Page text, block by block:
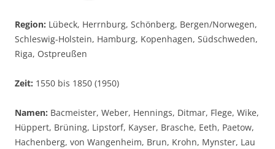
Region: Lübeck, Herrnburg, Schönberg, Bergen/Norwegen,
Schleswig-Holstein, Hamburg, Kopenhagen, Südschweden,
Riga, Ostpreußen
Zeit: 1550 bis 1850 (1950)
Namen: Bacmeister, Weber, Hennings, Ditmar, Flege, Wike,
Hüppert, Brüning, Lipstorf, Kayser, Brasche, Eeth, Paetow,
Hachenberg, von Wangenheim, Brun, Krohn, Mynster, Lau